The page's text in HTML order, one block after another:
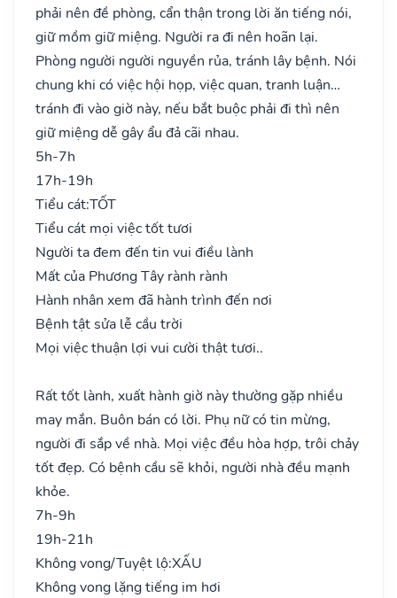
phải nên đề phòng, cẩn thận trong lời ăn tiếng nói,
giữ mồm giữ miệng. Người ra đi nên hoãn lại.
Phòng người người nguyền rủa, tránh lây bệnh. Nói
chung khi có việc hội họp, việc quan, tranh luận…
tránh đi vào giờ này, nếu bắt buộc phải đi thì nên
giữ miệng dễ gây ẩu đả cãi nhau.
5h-7h
17h-19h
Tiểu cát:TỐT
Tiểu cát mọi việc tốt tươi
Người ta đem đến tin vui điều lành
Mất của Phương Tây rành rành
Hành nhân xem đã hành trình đến nơi
Bệnh tật sửa lễ cầu trời
Mọi việc thuận lợi vui cười thật tươi..
Rất tốt lành, xuất hành giờ này thường gặp nhiều
may mắn. Buôn bán có lời. Phụ nữ có tin mừng,
người đi sắp về nhà. Mọi việc đều hòa hợp, trôi chảy
tốt đẹp. Có bệnh cầu sẽ khỏi, người nhà đều mạnh
khỏe.
7h-9h
19h-21h
Không vong/Tuyệt lộ:XẤU
Không vong lặng tiếng im hơi